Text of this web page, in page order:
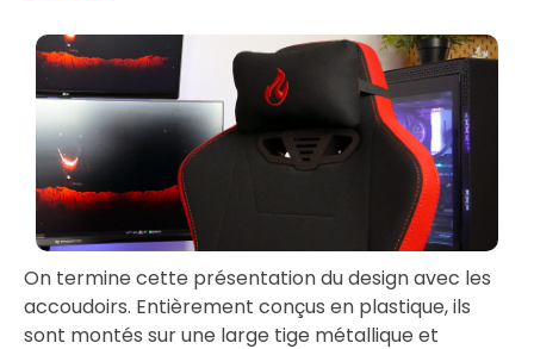
On termine cette présentation du design avec les
accoudoirs. Entièrement conçus en plastique, ils
sont montés sur une large tige métallique et